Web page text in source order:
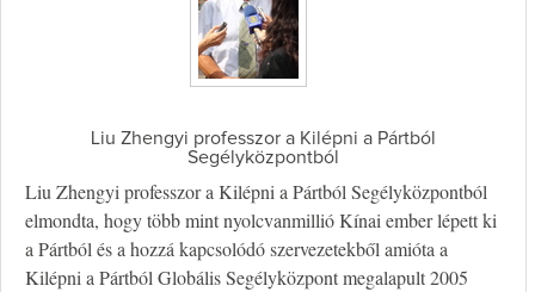
Liu Zhengyi professzor a Kilépni a Pártból
Segélyközpontból
Liu Zhengyi professzor a Kilépni a Pártból Segélyközpontból
elmondta, hogy több mint nyolcvanmillió Kínai ember lépett ki
a Pártból és a hozzá kapcsolódó szervezetekből amióta a
Kilépni a Pártból Globális Segélyközpont megalapult 2005